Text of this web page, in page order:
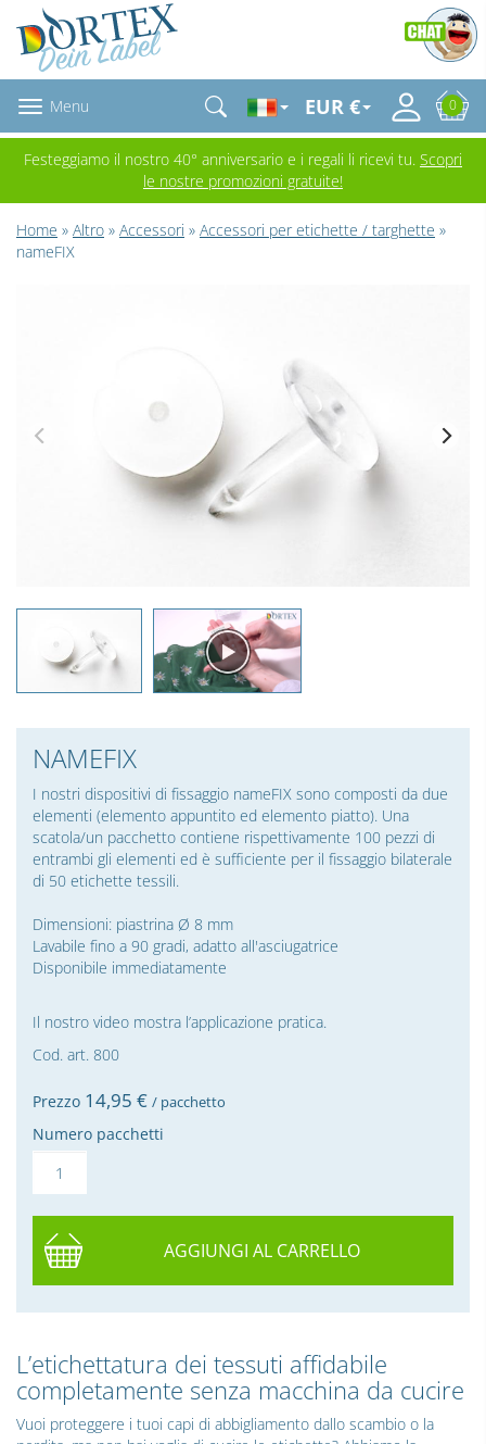
Menu EUR € 0
Festeggiamo il nostro 40° anniversario e i regali li ricevi tu. Scopri
le nostre promozioni gratuite!
Home » Altro » Accessori » Accessori per etichette / targhette »
nameFIX
NAMEFIX
I nostri dispositivi di fissaggio nameFIX sono composti da due
elementi (elemento appuntito ed elemento piatto). Una
scatola/un pacchetto contiene rispettivamente 100 pezzi di
entrambi gli elementi ed è sufficiente per il fissaggio bilaterale
di 50 etichette tessili.
Dimensioni: piastrina Ø 8 mm
Lavabile fino a 90 gradi, adatto all'asciugatrice
Disponibile immediatamente
Il nostro video mostra l’applicazione pratica.
Cod. art. 800
Prezzo 14,95 € / pacchetto
Numero pacchetti
AGGIUNGI AL CARRELLO
L’etichettatura dei tessuti affidabile
completamente senza macchina da cucire
Vuoi proteggere i tuoi capi di abbigliamento dallo scambio o la